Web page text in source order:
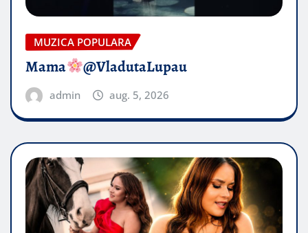
MUZICA POPULARA
Mama @VladutaLupau
admin aug. 5, 2026